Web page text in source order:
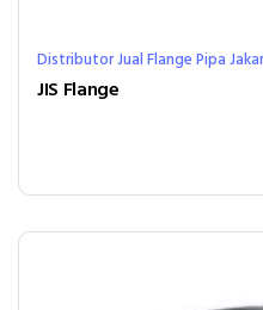
Distributor Jual Flange Pipa
JIS Flange